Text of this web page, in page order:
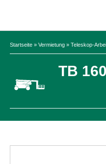
Startseite » Vermietung » Teleskop-
TB